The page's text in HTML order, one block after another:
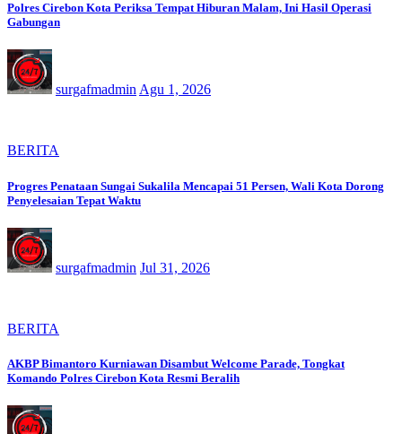
Polres Cirebon Kota Periksa Tempat Hiburan Malam, Ini Hasil Operasi
Gabungan
surgafmadmin Agu 1, 2026
BERITA
Progres Penataan Sungai Sukalila Mencapai 51 Persen, Wali Kota Dorong
Penyelesaian Tepat Waktu
surgafmadmin Jul 31, 2026
BERITA
AKBP Bimantoro Kurniawan Disambut Welcome Parade, Tongkat
Komando Polres Cirebon Kota Resmi Beralih